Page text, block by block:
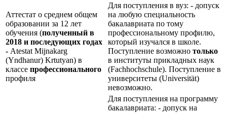
Аттестат о среднем общем
образовании за 12 лет
обучения (полученный в
2018 и последующих годах
- Atestat Mijnakarg
(Yndhanur) Krtutyan) в
классе профессионального
профиля
Для поступления в вуз: - допуск
на любую специальность
бакалавриата по тому
профессиональному профилю,
который изучался в школе.
Поступление возможно только
в институты прикладных наук
(Fachhochschule). Поступление в
университеты (Universität)
невозможно.
Для поступления на программу
бакалавриата: - допуск на